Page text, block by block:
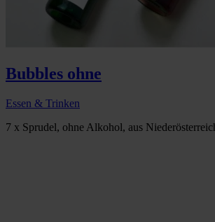
Bubbles ohne
Essen & Trinken
7 x Sprudel, ohne Alkohol, aus